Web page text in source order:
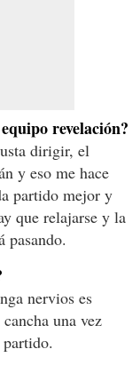
revelación?
dirigir, el
y eso me hace
partido mejor y
que relajarse y la
pasando.
nervios es
una vez